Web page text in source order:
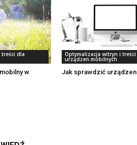
dla
w
Optymalizacja witryn i treści
urządzeń mobilnych
Jak sprawdzić